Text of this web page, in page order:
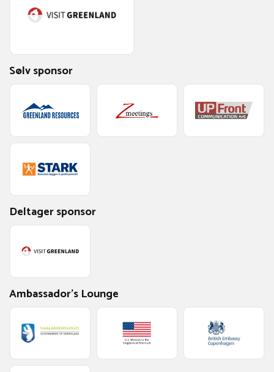
Sølv sponsor
Deltager sponsor
Ambassador's Lounge